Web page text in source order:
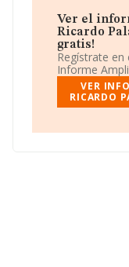
de sociedad
Ver el
Ricardo
gratis!
Regístrate
Informe
VER
RICARDO